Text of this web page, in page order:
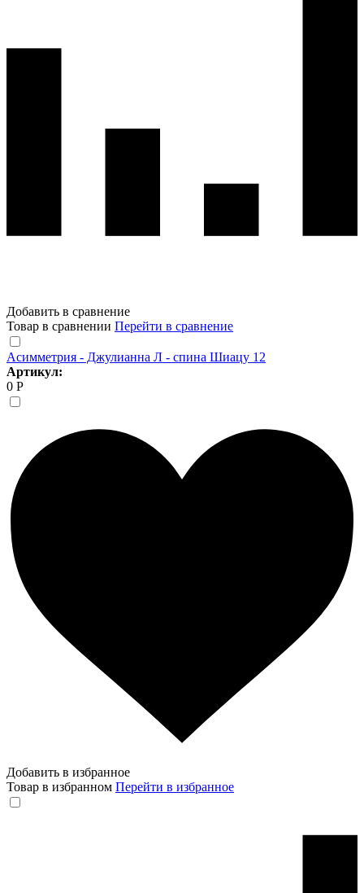
Добавить в сравнение
Товар в сравнении Перейти в сравнение
Асимметрия - Джулианна Л - спина Шиацу 12
Артикул:
0 Р
Добавить в избранное
Товар в избранном Перейти в избранное